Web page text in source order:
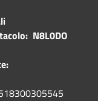
N8L0DO